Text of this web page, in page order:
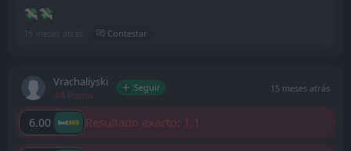
💸💸
15 meses atrás Contestar
Vrachaliyski
-66 Puntos
Seguir 15 meses atrás
6.00 Resultado exacto: 1:1